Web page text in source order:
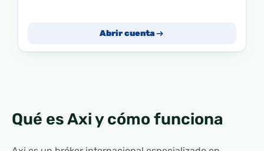
Abrir cuenta
Qué es Axi y cómo funciona